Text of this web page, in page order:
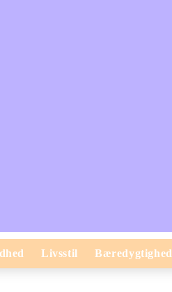
Livsstil Bæredygtighed